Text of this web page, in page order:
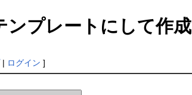
プレートにして作成
| ログイン ]